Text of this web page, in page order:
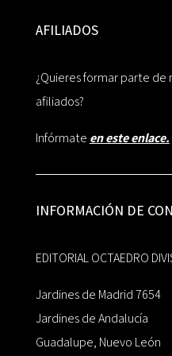
AFILIADOS
¿Quieres formar parte
afiliados?
Infórmate en este enlace.
INFORMACIÓN DE
EDITORIAL OCTAEDRO
Jardines de Madrid 7654
Jardines de Andalucía
Guadalupe, Nuevo León